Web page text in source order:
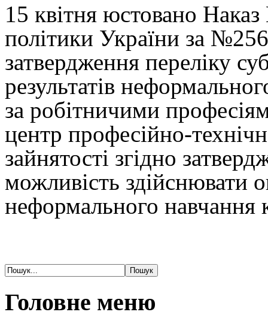
15 квітня юстовано Наказ
політики України за
затвердження переліку
результатів
за робітничими
центр професійно-
зайнятості згідно
можливість здійснювати
неформального навчання
Головне меню